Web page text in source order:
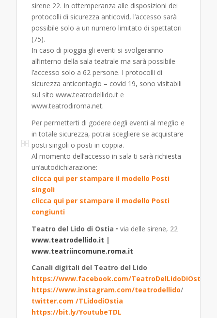
sirene 22. In ottemperanza alle disposizioni dei
protocolli di sicurezza anticovid, l’accesso sarà
possibile solo a un numero limitato di spettatori
(75).
In caso di pioggia gli eventi si svolgeranno
all’interno della sala teatrale ma sarà possibile
l’accesso solo a 62 persone. I protocolli di
sicurezza anticontagio – covid 19, sono visitabili
sul sito www.teatrodellido.it e
www.teatrodiroma.net.
Per permetterti di godere degli eventi al meglio e
in totale sicurezza, potrai scegliere se acquistare
posti singoli o posti in coppia.
Al momento dell’accesso in sala ti sarà richiesta
un’autodichiarazione:
clicca qui per stampare il modello Posti
singoli
clicca qui per stampare il modello Posti
congiunti
Teatro del Lido di Ostia • via delle sirene, 22
www.teatrodellido.it |
www.teatriincomune.roma.it
Canali digitali del Teatro del Lido
https://www.facebook.com/TeatroDelLidoDiOstia/
https://www.instagram.com/teatrodellido/
twitter.com /TLidodiOstia
https://bit.ly/YoutubeTDL